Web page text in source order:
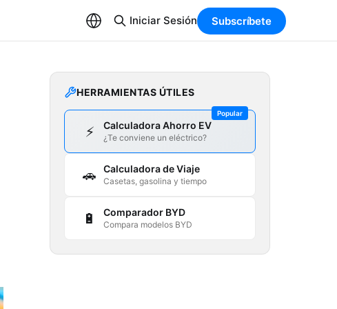
Iniciar Sesión Subscríbete
HERRAMIENTAS ÚTILES
Popular
⚡ Calculadora Ahorro EV
¿Te conviene un eléctrico?
🚗 Calculadora de Viaje
Casetas, gasolina y tiempo
🔋 Comparador BYD
Compara modelos BYD